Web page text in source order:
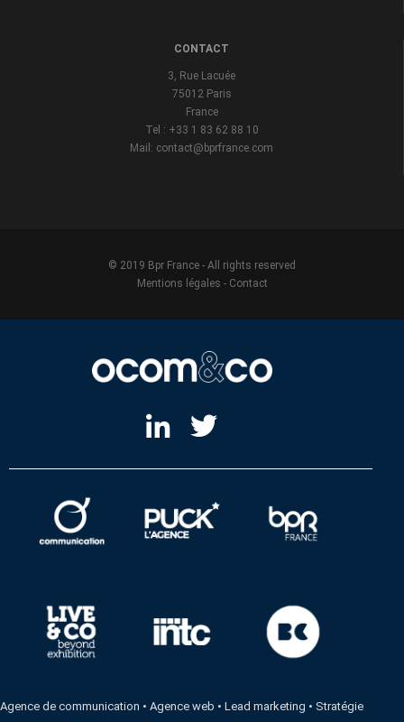
CONTACT
3, Rue Lacuée
75012 Paris
France
Tel : +33 1 83 62 88 10
Mail: contact@bprfrance.com
© 2019 Bpr France - All rights reserved
Mentions légales - Contact
Agence de communication •Agence web •Lead marketing • Stratégie